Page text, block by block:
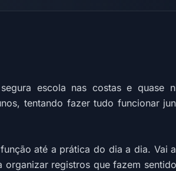
escola nas costas e quase
tentando fazer tudo funcionar
até a prática do dia a dia. Vai
registros que fazem